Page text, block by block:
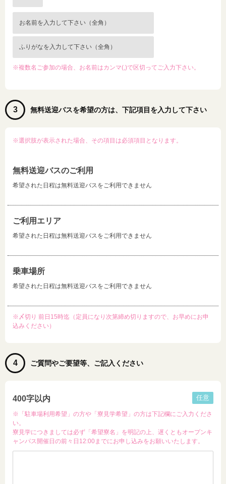
※複数名ご参加の場合、お名前はカンマ(,)で区切ってご入力下さい。
3 無料送迎バスを希望の方は、下記項目を入力して下さい
※選択肢が表示された場合、その項目は必須項目となります。
無料送迎バスのご利用
希望された日程は無料送迎バスをご利用できません
ご利用エリア
希望された日程は無料送迎バスをご利用できません
乗車場所
希望された日程は無料送迎バスをご利用できません
※〆切り 前日15時迄（定員になり次第締め切りますので、お早めにお申
込みください）
4 ご質問やご要望等、ご記入ください
400字以内 任意
※「駐車場利用希望」の方や「寮見学希望」の方は下記欄にご入力くださ
い。
寮見学につきましては必ず「希望寮名」を明記の上、遅くともオープンキ
ャンパス開催日の前々日12:00までにお申し込みをお願いいたします。